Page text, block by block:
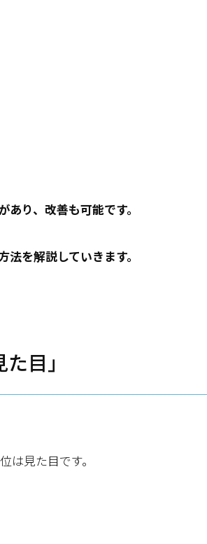
あり、改善も可能です。
を解説していきます。
目」
は見た目です。